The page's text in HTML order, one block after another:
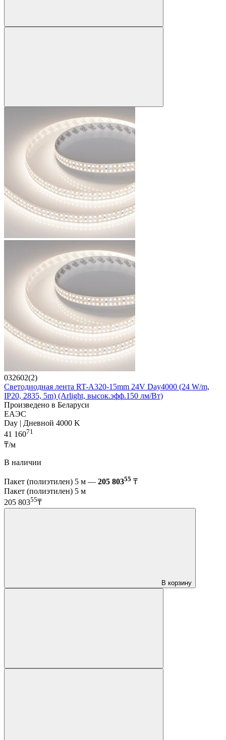
032602(2)
Светодиодная лента RT-A320-15mm 24V Day4000 (24 W/m,
IP20, 2835, 5m) (Arlight, высок.эфф.150 лм/Вт)
Произведено в Беларуси
ЕАЭС
Day | Дневной 4000 K
41 16071
₸/м
В наличии
Пакет (полиэтилен) 5 м — 205 80355 ₸
Пакет (полиэтилен) 5 м
205 80355₸
В корзину